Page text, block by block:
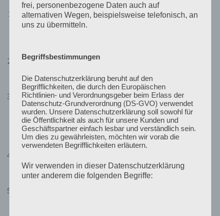
Soziale Beziehungen & gesellschaftlicher
Zusammenhalt – Erste Analysen für den Bericht des
Konflikte in und um Nachbarschaften und Raum
(TI Bielefeld)
Gesellschaftlicher Zusammenhalt im Licht multipler
Aus- und Einschlüsse: Ausgewählte Beiträge aus
dem gleichnamigen FGZ-Sammelband i.E.
Chairs:Dr. Alexander Yendell (TI Leipzig)&Dr. Axel
Salheiser (TI Jena)
der Wende
Chair:Dr. Felix Axster (TI Berlin)
frei, personenbezogene Daten auch auf
alternativen Wegen, beispielsweise telefonisch, an
uns zu übermitteln.
Begriffsbestimmungen
Die Datenschutzerklärung beruht auf den
Begrifflichkeiten, die durch den Europäischen
Richtlinien- und Verordnungsgeber beim Erlass der
Datenschutz-Grundverordnung (DS-GVO) verwendet
wurden. Unsere Datenschutzerklärung soll sowohl für
die Öffentlichkeit als auch für unsere Kunden und
Geschäftspartner einfach lesbar und verständlich sein.
Um dies zu gewährleisten, möchten wir vorab die
verwendeten Begrifflichkeiten erläutern.
Wir verwenden in dieser Datenschutzerklärung
unter anderem die folgenden Begriffe: